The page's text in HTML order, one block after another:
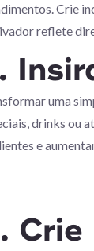
Crie
reflete
uma
drinks ou
e
Crie